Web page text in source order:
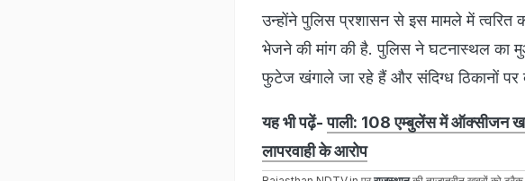
उन्होंने पुलिस प्रशासन से इस मामले में त्वरित
भेजने की मांग की है. पुलिस ने घटनास्थल का
फुटेज खंगाले जा रहे हैं और संदिग्ध ठिकानों पर
यह भी पढ़ें-पाली: 108 एम्बुलेंस में ऑक्सीजन
लापरवाही के आरोप